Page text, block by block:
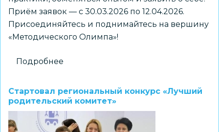
Приём заявок — с 30.03.2026 по 12.04.2026.
Присоединяйтесь и поднимайтесь на вершину
«Методического Олимпа»!
Подробнее
конкурс
методических
команд
Стартовал региональный конкурс «Лучший
родительский комитет»